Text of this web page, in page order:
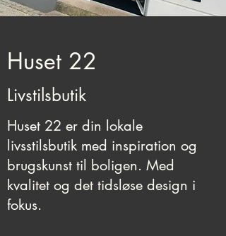
Huset 22
Livstilsbutik
Huset 22 er din lokale
livsstilsbutik med inspiration og
brugskunst til boligen. Med
kvalitet og det tidsløse design i
fokus.